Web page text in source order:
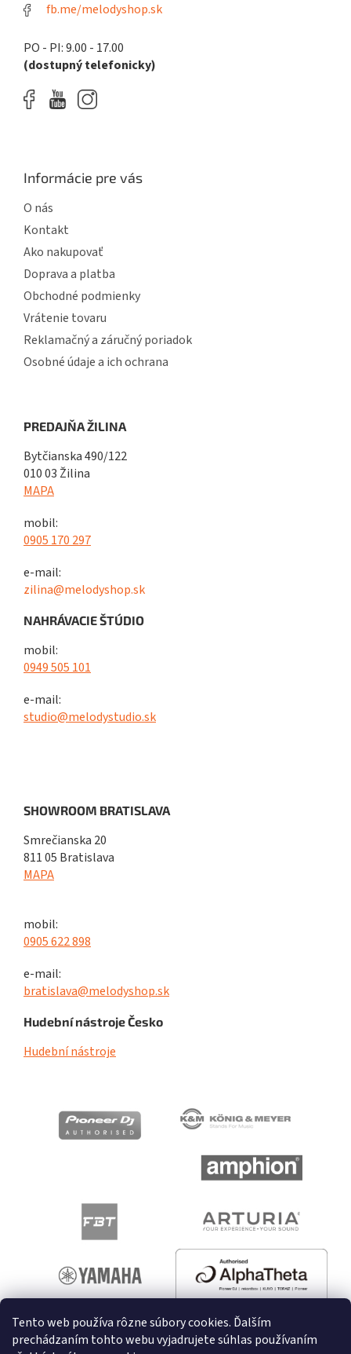
Tento web používa rôzne súbory cookies. Ďalším
prechádzaním tohto webu vyjadrujete súhlas používaním
fb.me/melodyshop.sk
PO - PI: 9.00 - 17.00
(dostupný telefonicky)
Informácie pre vás
O nás
Kontakt
Ako nakupovať
Doprava a platba
Obchodné podmienky
Vrátenie tovaru
Reklamačný a záručný poriadok
Osobné údaje a ich ochrana
PREDAJŇA ŽILINA
Bytčianska 490/122
010 03 Žilina
MAPA
mobil:
0905 170 297
e-mail:
zilina@melodyshop.sk
NAHRÁVACIE ŠTÚDIO
mobil:
0949 505 101
e-mail:
studio@melodystudio.sk
SHOWROOM BRATISLAVA
Smrečianska 20
811 05 Bratislava
MAPA
mobil:
0905 622 898
e-mail:
bratislava@melodyshop.sk
Hudební nástroje Česko
Hudební nástroje